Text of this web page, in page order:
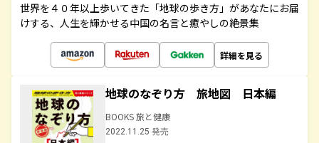
世界を４０年以上歩いてきた「地球の歩き方」があなたにお届
けする、人生を輝かせる中国の名言と癒やしの絶景集
詳細を見る
地球のなぞり方 旅地図 日本編
BOOKS 旅と健康
2022.11.25 発売